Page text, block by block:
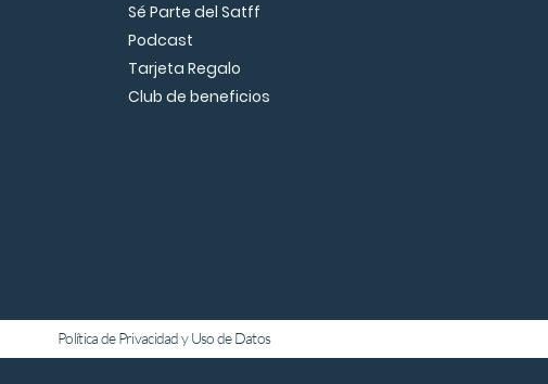
Sé Parte del Satff
Podcast
Tarjeta Regalo
Club de beneficios
Política de Privacidad y Uso de Datos